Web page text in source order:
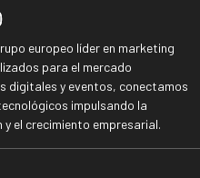
europeo líder en marketing
para el mercado
digitales y eventos, conectamos
impulsando la
el crecimiento empresarial.